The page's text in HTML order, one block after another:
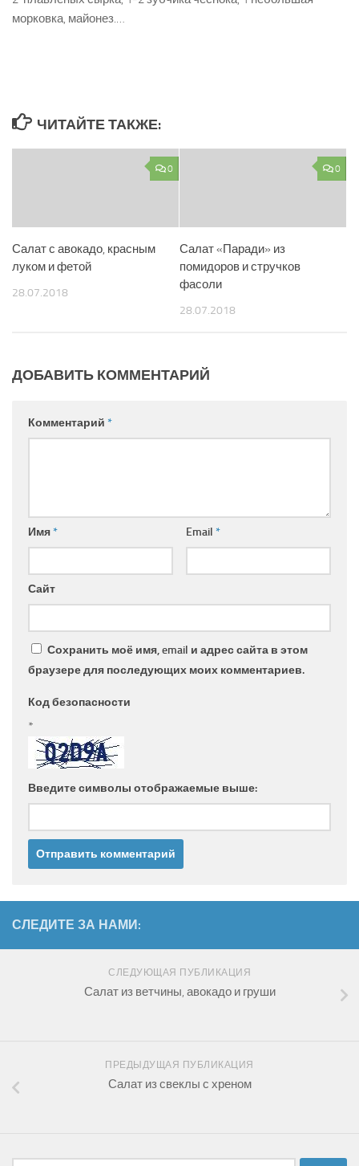
морковка, майонез.…
ЧИТАЙТЕ ТАКЖЕ:
0
Салат с авокадо, красным
луком и фетой
28.07.2018
0
Салат «Паради» из
помидоров и стручков
фасоли
28.07.2018
ДОБАВИТЬ КОММЕНТАРИЙ
Комментарий *
Имя* Email *
Сайт
Сохранить моё имя, email и адрес сайта в этом
браузере для последующих моих комментариев.
Код безопасности
*
Введите символы отображаемые выше:
СЛЕДИТЕ ЗА НАМИ:
СЛЕДУЮЩАЯ ПУБЛИКАЦИЯ
Салат из ветчины, авокадо и груши
ПРЕДЫДУЩАЯ ПУБЛИКАЦИЯ
Салат из свеклы с хреном